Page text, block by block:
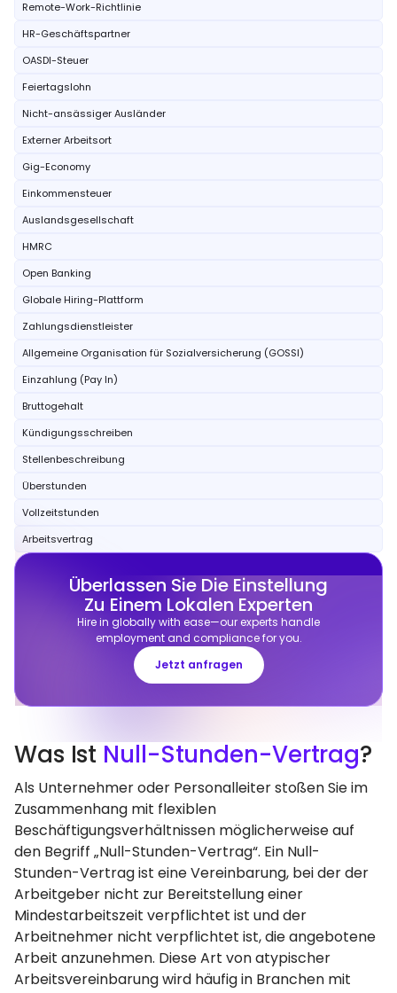
Remote-Work-Richtlinie
HR-Geschäftspartner
OASDI-Steuer
Feiertagslohn
Nicht-ansässiger Ausländer
Externer Arbeitsort
Gig-Economy
Einkommensteuer
Auslandsgesellschaft
HMRC
Open Banking
Globale Hiring-Plattform
Zahlungsdienstleister
Allgemeine Organisation für Sozialversicherung (GOSSI)
Einzahlung (Pay In)
Bruttogehalt
Kündigungsschreiben
Stellenbeschreibung
Überstunden
Vollzeitstunden
Arbeitsvertrag
Überlassen Sie Die Einstellung
Zu Einem Lokalen Experten
Hire in globally with ease—our experts handle
employment and compliance for you.
Jetzt anfragen
Was Ist Null-Stunden-Vertrag?
Als Unternehmer oder Personalleiter stoßen Sie im
Zusammenhang mit flexiblen
Beschäftigungsverhältnissen möglicherweise auf
den Begriff „Null-Stunden-Vertrag“. Ein Null-
Stunden-Vertrag ist eine Vereinbarung, bei der der
Arbeitgeber nicht zur Bereitstellung einer
Mindestarbeitszeit verpflichtet ist und der
Arbeitnehmer nicht verpflichtet ist, die angebotene
Arbeit anzunehmen. Diese Art von atypischer
Arbeitsvereinbarung wird häufig in Branchen mit